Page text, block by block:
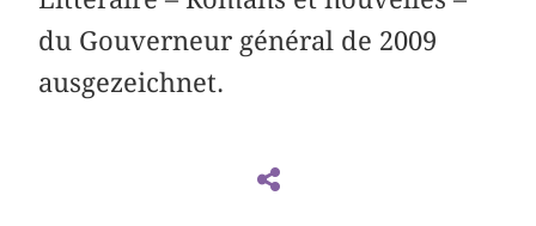
du Gouverneur général de 2009
ausgezeichnet.